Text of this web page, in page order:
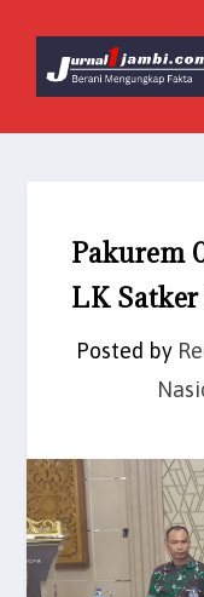
Pakurem
LK
Posted by